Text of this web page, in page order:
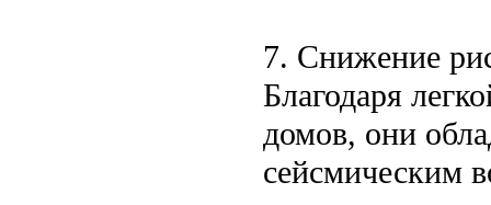
7. Снижение
Благодаря
домов, они
сейсмическим